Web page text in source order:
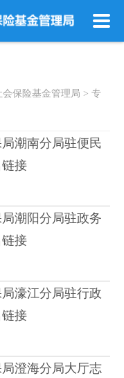
会保险基金管理局 > 专
潮南分局驻便民
接
潮阳分局驻政务
接
濠江分局驻行政
接
局澄海分局大厅志